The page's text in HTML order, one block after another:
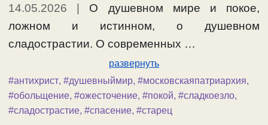
14.05.2026 | О душевном мире и покое,
ложном и истинном, о душевном
сладострастии. О современных …
развернуть
#антихрист, #душевныймир, #московскаяпатриархия,
#обольщение, #ожесточение, #покой, #сладкоезло,
#сладострастие, #спасение, #старец